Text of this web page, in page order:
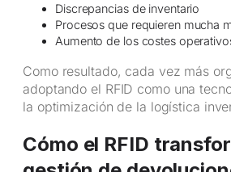
Discrepancias de inventario
Procesos que requieren mucha
Aumento de los costes
Como resultado, cada vez más
adoptando el RFID como una
la optimización de la logística
Cómo el RFID